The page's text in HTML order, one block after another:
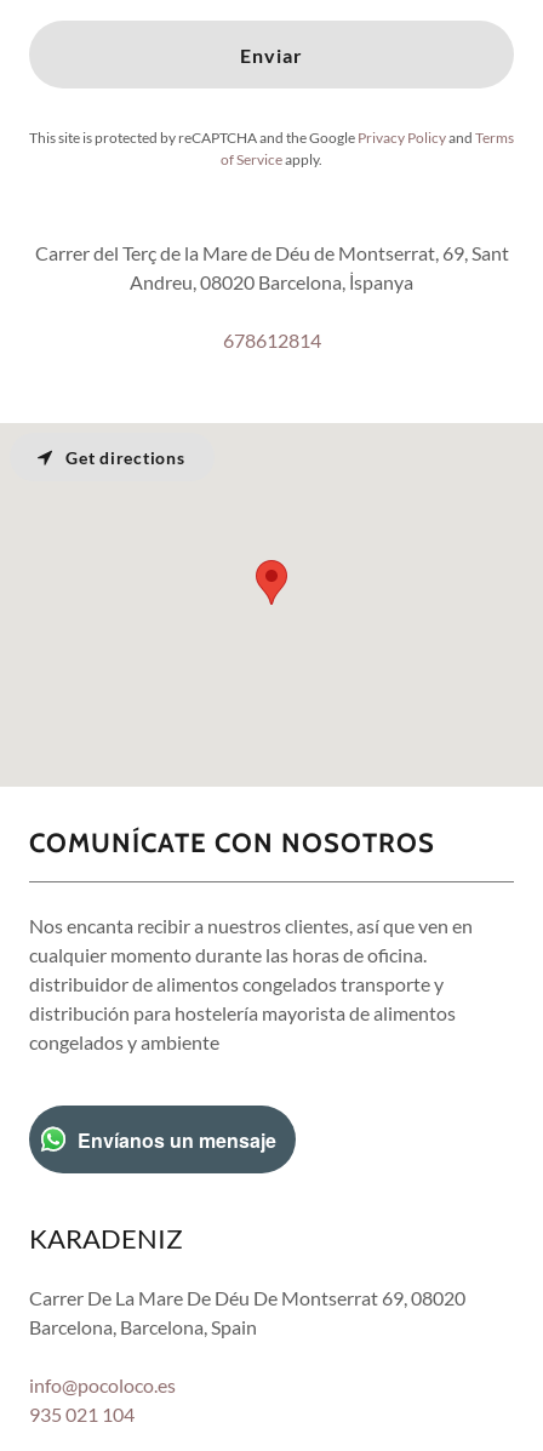
Enviar
This site is protected by reCAPTCHA and the Google Privacy Policyand Terms
of Serviceapply.
Carrer del Terç de la Mare de Déu de Montserrat, 69, Sant
Andreu, 08020 Barcelona, İspanya
678612814
COMUNÍCATE CON NOSOTROS
Nos encanta recibir a nuestros clientes, así que ven en
cualquier momento durante las horas de oficina.
distribuidor de alimentos congelados transporte y
distribución para hostelería mayorista de alimentos
congelados y ambiente
Envíanos un mensaje
KARADENIZ
Carrer De La Mare De Déu De Montserrat 69, 08020
Barcelona, Barcelona, Spain
info@pocoloco.es
935 021 104
Get directions